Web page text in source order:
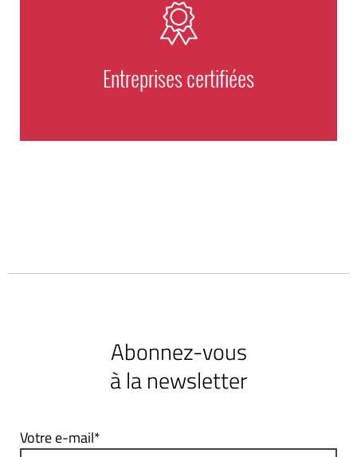
Entreprises certifiées
Abonnez-vous
à la newsletter
Votre e-mail*